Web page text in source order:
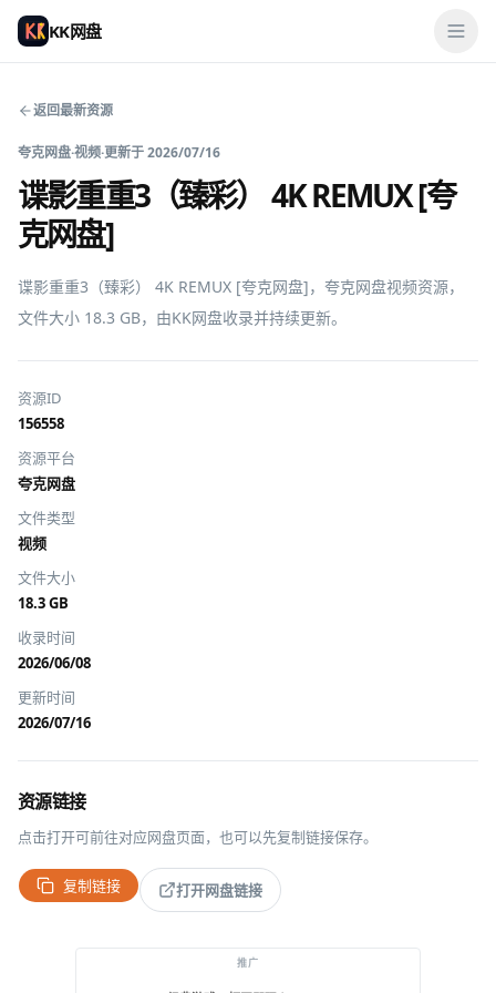
KK网盘
返回最新资源
夸克网盘·视频·更新于2026/07/16
谍影重重3（臻彩） 4K REMUX [夸
克网盘]
谍影重重3（臻彩） 4K REMUX [夸克网盘]，夸克网盘视频资源，
文件大小 18.3 GB，由KK网盘收录并持续更新。
资源ID
156558
资源平台
夸克网盘
文件类型
视频
文件大小
18.3 GB
收录时间
2026/06/08
更新时间
2026/07/16
资源链接
点击打开可前往对应网盘页面，也可以先复制链接保存。
复制链接 打开网盘链接
推广